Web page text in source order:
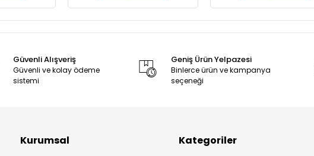
Güvenli Alışveriş
Güvenli ve kolay ödeme
sistemi
Geniş Ürün Yelpazesi
Binlerce ürün ve kampanya
seçeneği
Kurumsal Kategoriler